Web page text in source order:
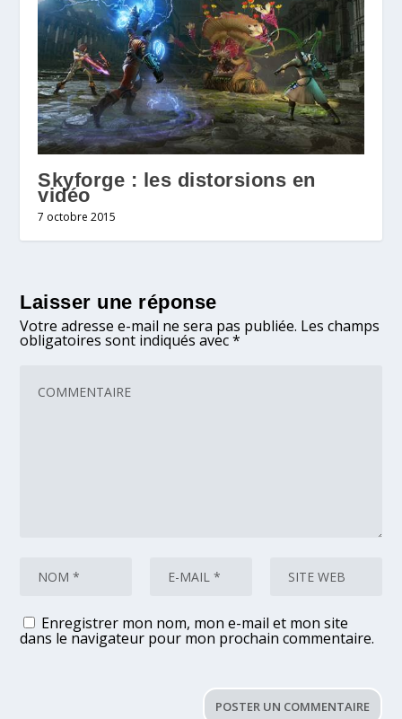
Skyforge : les distorsions en
vidéo
7 octobre 2015
Laisser une réponse
Votre adresse e-mail ne sera pas publiée. Les champs
obligatoires sont indiqués avec*
Enregistrer mon nom, mon e-mail et mon site
dans le navigateur pour mon prochain commentaire.